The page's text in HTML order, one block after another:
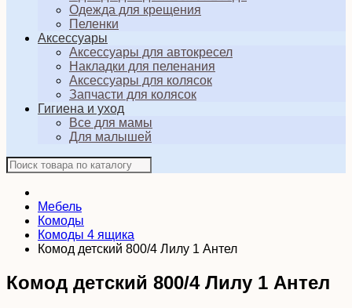
Одежда для крещения
Пеленки
Аксессуары
Аксессуары для автокресел
Накладки для пеленания
Аксессуары для колясок
Запчасти для колясок
Гигиена и уход
Все для мамы
Для малышей
Мебель
Комоды
Комоды 4 ящика
Комод детский 800/4 Лилу 1 Антел
Комод детский 800/4 Лилу 1 Антел